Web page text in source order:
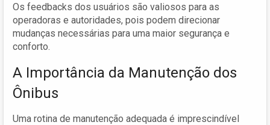
Os feedbacks dos usuários são valiosos para as
operadoras e autoridades, pois podem direcionar
mudanças necessárias para uma maior segurança e
conforto.
A Importância da Manutenção dos
Ônibus
Uma rotina de manutenção adequada é imprescindível